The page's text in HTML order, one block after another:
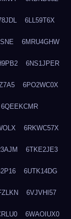
6LL59T6X
6MRU4GHW
6NS1JPER
6PO2WC0X
6QEEKCMR
6RKWC57X
6TKE2JE3
6UTK14DG
6VJVHI57
6WAOIUX0